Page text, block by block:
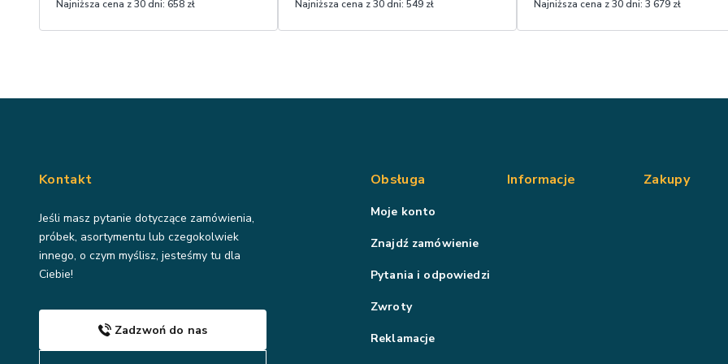
Najniższa cena z 30 dni: 658 zł Najniższa cena z 30 dni: 549 zł
Najniższa cena z 30 dni: 3 679 zł
Kontakt
Jeśli masz pytanie dotyczące zamówienia,
próbek, asortymentu lub czegokolwiek
innego, o czym myślisz, jesteśmy tu dla
Ciebie!
Zadzwoń do nas
Obsługa
Moje konto
Znajdź zamówienie
Pytania i odpowiedzi
Zwroty
Reklamacje
Informacje Zakupy